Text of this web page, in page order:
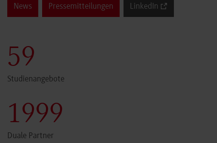
News Pressemitteilungen LinkedIn
60
Studienangebote
2000
Duale Partner